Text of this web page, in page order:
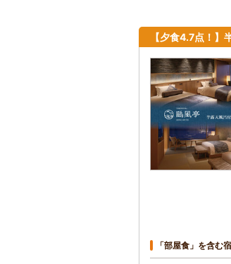
【夕食4.7点！
「部屋食」を含む